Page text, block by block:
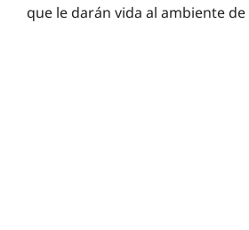
que le darán vida al ambiente